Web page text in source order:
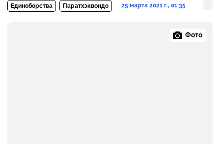
Единоборства Паратхэквондо 25 марта 2021 г., 01:35
Фото